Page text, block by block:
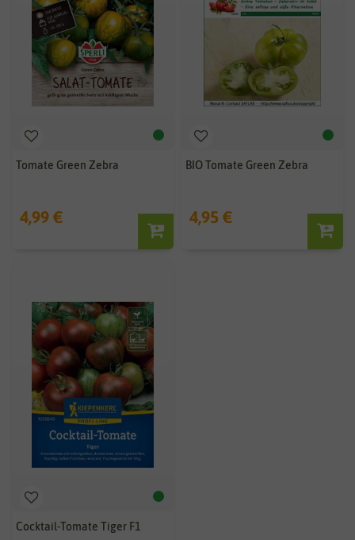
Tomate Green Zebra
4,99 €
BIO Tomate Green Zebra
4,95 €
Cocktail-Tomate Tiger F1